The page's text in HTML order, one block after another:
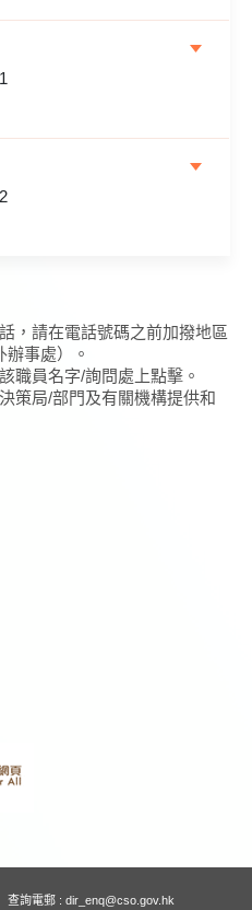
，請在電話號碼之前加撥地區
事處）。
職員名字/詢問處上點擊。
策局/部門及有關機構提供和
查詢電郵 : dir_enq@cso.gov.hk